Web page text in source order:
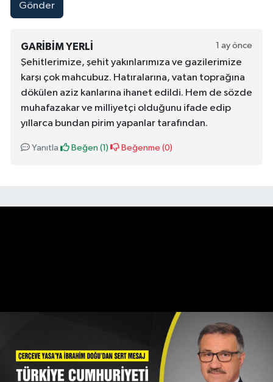
Gönder
GARIBIM YERLI 1 ay önce
Şehitlerimize, şehit yakınlarımıza ve gazilerimize
karşı çok mahcubuz. Hatıralarına, vatan toprağına
dökülen aziz kanlarına ihanet edildi. Hem de sözde
muhafazakar ve milliyetçi olduğunu ifade edip
yıllarca bundan pirim yapanlar tarafından.
Yanıtla Beğen (1) Beğenme (0)